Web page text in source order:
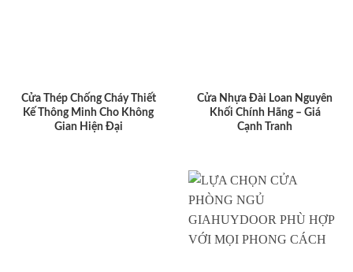
Cửa Thép Chống Cháy Thiết
Kế Thông Minh Cho Không
Gian Hiện Đại
Cửa Nhựa Đài Loan Nguyên
Khối Chính Hãng – Giá
Cạnh Tranh